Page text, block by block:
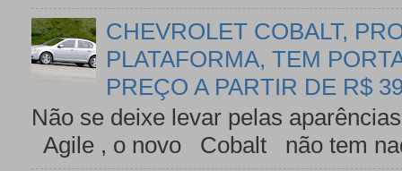
CHEVROLET COBALT,
PLATAFORMA, TEM
PREÇO A PARTIR DE R$
Não se deixe levar pelas
Agile , o novo Cobalt não tem